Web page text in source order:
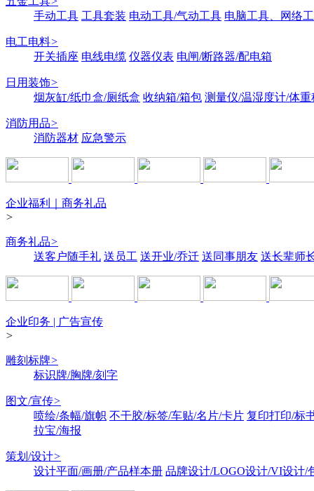
手动工具 工具套装 电动工具/气动工具 电脑工具、网络
电工电料>
开关插座 电线电缆 仪器仪表 电闸/断路器/配电箱
日用装饰>
烟灰缸/纸巾盒/厕纸盒 收纳箱/箱包 测量仪/温湿度计/体重
消防用品>
消防器材 应急警示
企业福利｜商务礼品
>
商务礼品>
送客户随手礼 送员工 送开业/乔迁 送同事朋友 送长辈师
企业印务 | 广告宣传
>
雕刻标牌>
标识牌/胸牌/刻字
图文/宣传>
喷绘/条幅/旗帜 不干胶/标签/车贴/名片/卡片 复印打印/标
拉宝/海报
策划/设计>
设计平面/画册/产品样本册 品牌设计/LOGO设计/VI设计/